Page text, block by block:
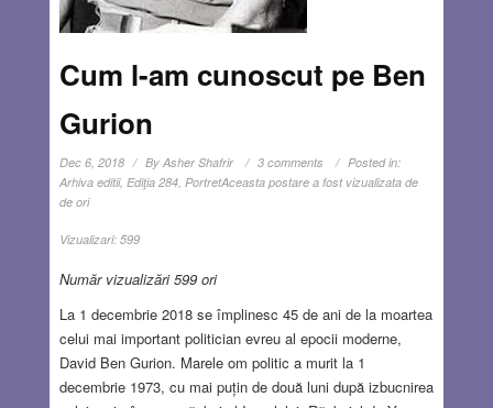
Cum l-am cunoscut pe Ben
Gurion
Dec 6, 2018 By Asher Shafrir 3 comments
Posted in:
Arhiva editii, Ediţia 284, PortretAceasta postare a fost vizualizata de
de ori
Vizualizari: 599
Număr vizualizări 599 ori
La 1 decembrie 2018 se împlinesc 45 de ani de la moartea
celui mai important politician evreu al epocii moderne,
David Ben Gurion. Marele om politic a murit la 1
decembrie 1973, cu mai puțin de două luni după izbucnirea